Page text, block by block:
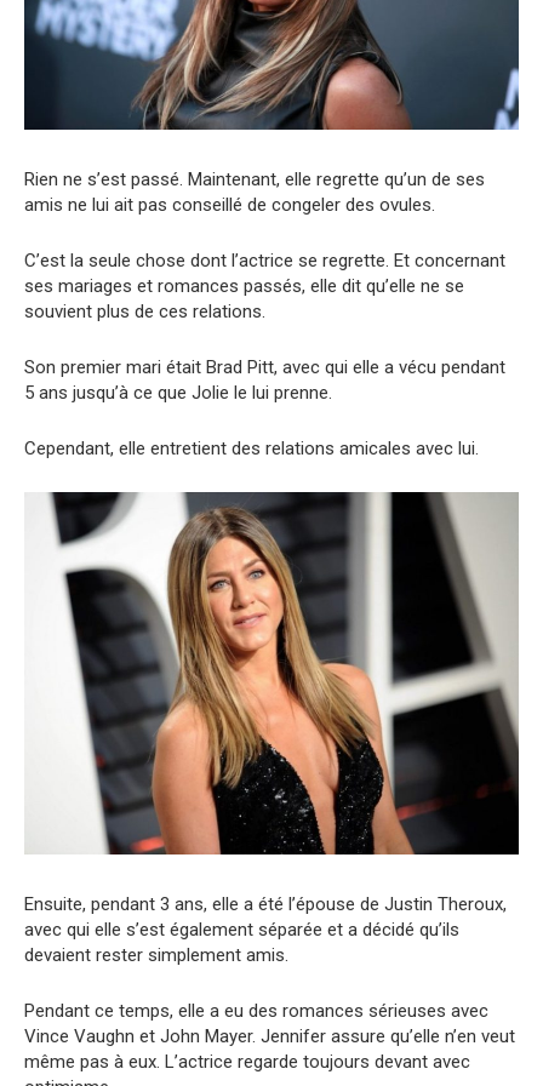
Rien ne s’est passé. Maintenant, elle regrette qu’un de ses
amis ne lui ait pas conseillé de congeler des ovules.
C’est la seule chose dont l’actrice se regrette. Et concernant
ses mariages et romances passés, elle dit qu’elle ne se
souvient plus de ces relations.
Son premier mari était Brad Pitt, avec qui elle a vécu pendant
5 ans jusqu’à ce que Jolie le lui prenne.
Cependant, elle entretient des relations amicales avec lui.
Ensuite, pendant 3 ans, elle a été l’épouse de Justin Theroux,
avec qui elle s’est également séparée et a décidé qu’ils
devaient rester simplement amis.
Pendant ce temps, elle a eu des romances sérieuses avec
Vince Vaughn et John Mayer. Jennifer assure qu’elle n’en veut
même pas à eux. L’actrice regarde toujours devant avec